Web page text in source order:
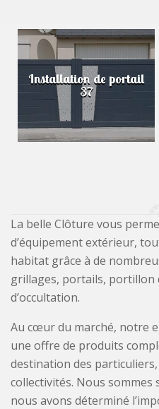
Installation de portail
37
La belle Clôture vous
d’équipement extérieur,
habitat grâce à de
grillages, portails, portillon
d’occultation.
Au cœur du marché, notre
une offre de produits
destination des
collectivités. Nous sommes
nous avons déterminé